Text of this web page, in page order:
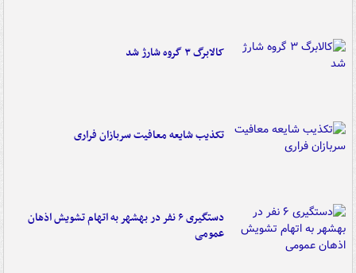
کالابرگ ۳ گروه شارژ شد
تکذیب شایعه معافیت سربازان فراری
دستگیری ۶ نفر در بهشهر به اتهام تشویش اذهان
عمومی